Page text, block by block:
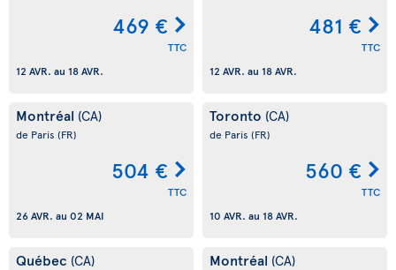
469 €
TTC
12 AVR. au 18 AVR.
481 €
TTC
12 AVR. au 18 AVR.
Montréal (CA)
de Paris (FR)
504 €
TTC
26 AVR. au 02 MAI
Toronto (CA)
de Paris (FR)
560 €
TTC
10 AVR. au 18 AVR.
Québec (CA) Montréal (CA)